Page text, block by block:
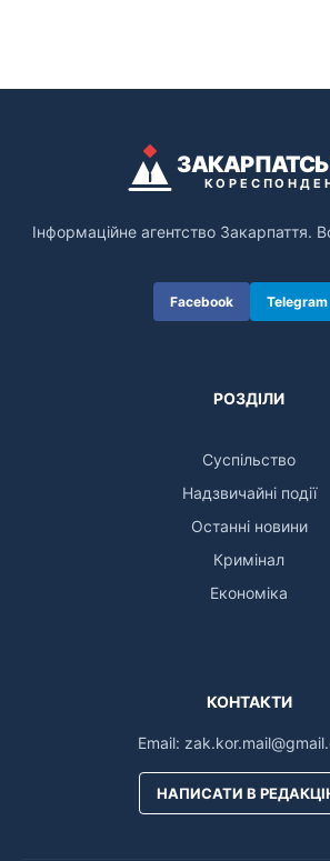
Інформаційне агентство Закарпаття.
Facebook Telegram
РОЗДІЛИ
Суспільство
Надзвичайні події
Останні новини
Кримінал
Економіка
КОНТАКТИ
Email:
НАПИСАТИ В